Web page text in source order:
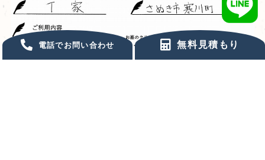
電話でお問い合わせ 無料見積もり